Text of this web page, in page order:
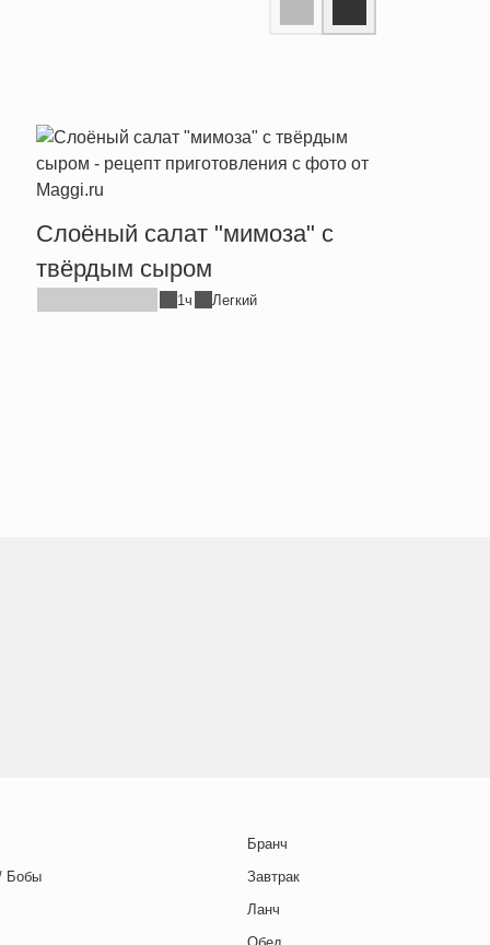
Слоёный салат "мимоза" с
твёрдым сыром
1ч Легкий
Бобы
Бранч
Завтрак
Ланч